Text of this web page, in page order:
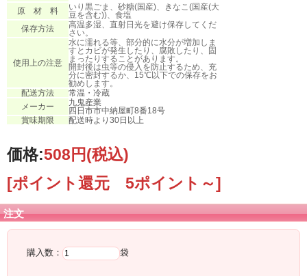
原 材 料
いり黒ごま、砂糖(国産)、きなこ(国産(大
豆を含む))、食塩
保存方法
高温多湿、直射日光を避け保存してくだ
さい。
使用上の注意
水に濡れる等、部分的に水分が増加しま
すとカビが発生したり、腐敗したり、固
まったりすることがあります。
開封後は虫等の侵入を防止するため、充
分に密封するか、15℃以下での保存をお
勧めします。
配送方法
常温・冷蔵
メーカー
九鬼産業
四日市市中納屋町8番18号
賞味期限
配送時より30日以上
価格:508円(税込)
[ポイント還元 5ポイント～]
注文
購入数： 袋